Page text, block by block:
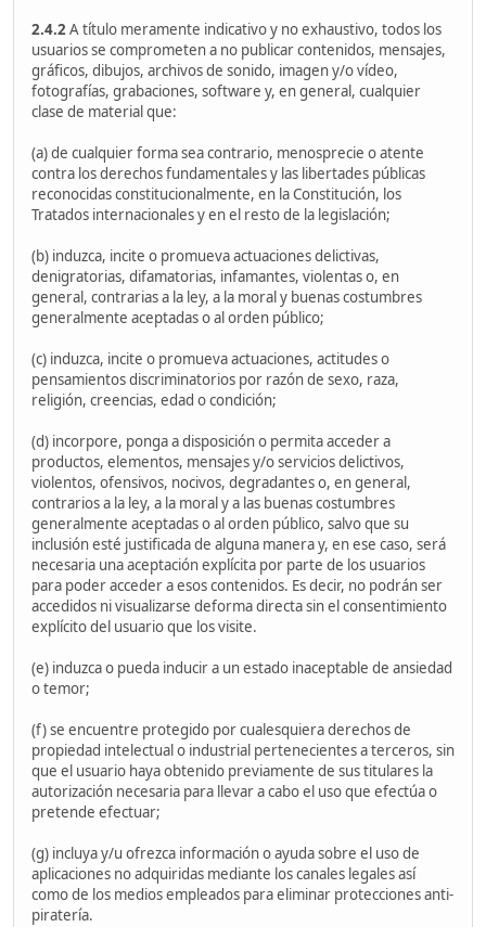
2.4.2A título meramente indicativo y no exhaustivo, todos los
usuarios se comprometen a no publicar contenidos, mensajes,
gráficos, dibujos, archivos de sonido, imagen y/o vídeo,
fotografías, grabaciones, software y, en general, cualquier
clase de material que:
(a) de cualquier forma sea contrario, menosprecie o atente
contra los derechos fundamentales y las libertades públicas
reconocidas constitucionalmente, en la Constitución, los
Tratados internacionales y en el resto de la legislación;
(b) induzca, incite o promueva actuaciones delictivas,
denigratorias, difamatorias, infamantes, violentas o, en
general, contrarias a la ley, a la moral y buenas costumbres
generalmente aceptadas o al orden público;
(c) induzca, incite o promueva actuaciones, actitudes o
pensamientos discriminatorios por razón de sexo, raza,
religión, creencias, edad o condición;
(d) incorpore, ponga a disposición o permita acceder a
productos, elementos, mensajes y/o servicios delictivos,
violentos, ofensivos, nocivos, degradantes o, en general,
contrarios a la ley, a la moral y a las buenas costumbres
generalmente aceptadas o al orden público, salvo que su
inclusión esté justificada de alguna manera y, en ese caso, será
necesaria una aceptación explícita por parte de los usuarios
para poder acceder a esos contenidos. Es decir, no podrán ser
accedidos ni visualizarse deforma directa sin el consentimiento
explícito del usuario que los visite.
(e) induzca o pueda inducir a un estado inaceptable de ansiedad
o temor;
(f) se encuentre protegido por cualesquiera derechos de
propiedad intelectual o industrial pertenecientes a terceros, sin
que el usuario haya obtenido previamente de sus titulares la
autorización necesaria para llevar a cabo el uso que efectúa o
pretende efectuar;
(g) incluya y/u ofrezca información o ayuda sobre el uso de
aplicaciones no adquiridas mediante los canales legales así
como de los medios empleados para eliminar protecciones anti-
piratería.